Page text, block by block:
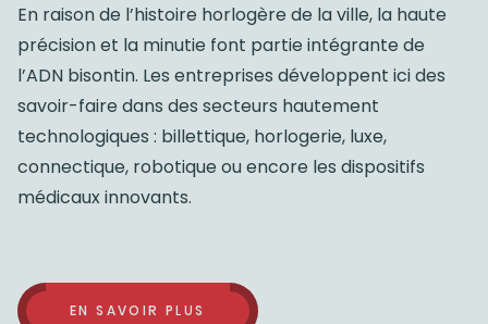
En raison de l’histoire horlogère de la ville, la haute
précision et la minutie font partie intégrante de
l’ADN bisontin. Les entreprises développent ici des
savoir-faire dans des secteurs hautement
technologiques : billettique, horlogerie, luxe,
connectique, robotique ou encore les dispositifs
médicaux innovants.
EN SAVOIR PLUS